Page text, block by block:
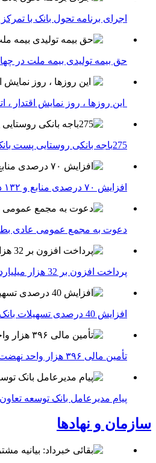
اجرای برنامه تحول بانک با
حق بیمه تولیدی بیمه ملت در چهار ماه
این روزها ، روز نمایش
275باجه بانکی روستایی پست بانک ایران منابع خود را به بیش از ۱۰۰ میلیارد ریال افزایش دادند
افزایش ۷۰ درصدی منابع و ۱۳۲ درصدی ضمانت‌نامه‌های ریالی صادره پست بانک ایران در چهارماهه اول سال 1405
دعوت به مجمع عمومی عادی
پرداخت افزون بر 32 هزار میلیارد ریال تسهیلات قرض الحسنه ازدواج و فرزندآوری توسط بانک کشاورزی
افزایش 40 درصدی تسهیلات بانک توسعه صادرات ایران برای بخش های تولید، صادرات و دانش بنیان ها
تأمین مالی ۳۹۶ هزار واحد نهضت ملی توسط بانک مسکن
پیام مدیرعامل بانک توسعه تعاون به مناسبت 15
سازمان و نهادها